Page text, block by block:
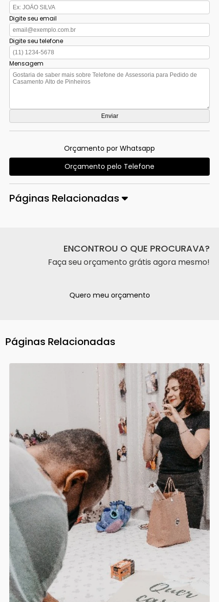
Digite seu email
Digite seu telefone
Mensagem
Orçamento por Whatsapp
Orçamento pelo Telefone
Páginas Relacionadas
ENCONTROU O QUE PROCURAVA?
Faça seu orçamento grátis agora mesmo!
Quero meu orçamento
Páginas Relacionadas